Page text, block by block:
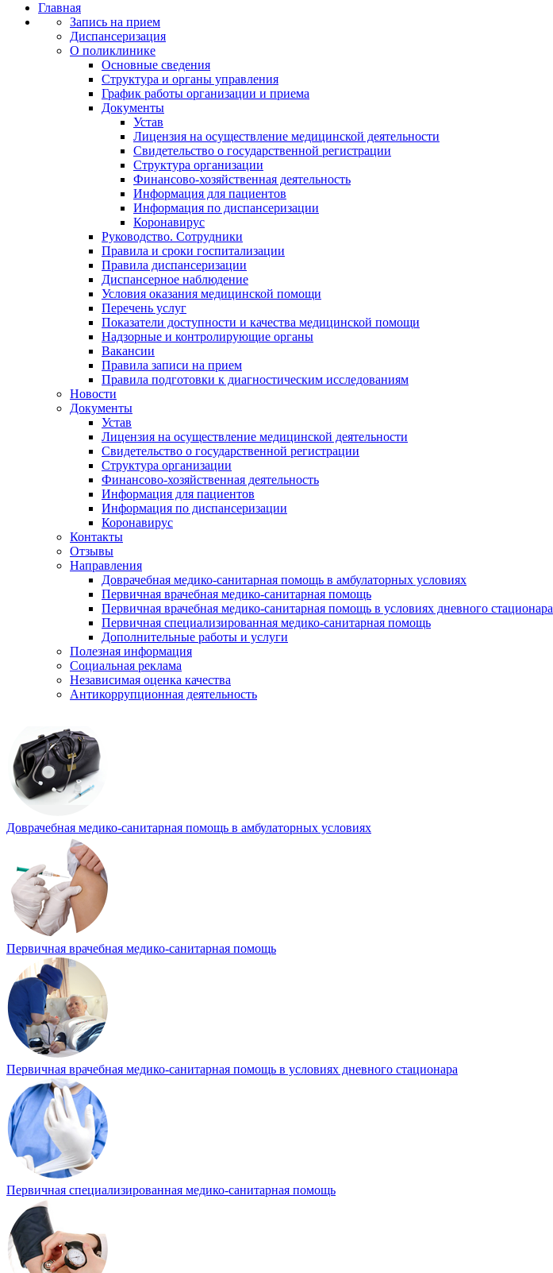
Главная
Запись на прием
Диспансеризация
О поликлинике
Основные сведения
Структура и органы управления
График работы организации и приема
Документы
Устав
Лицензия на осуществление медицинской деятельности
Свидетельство о государственной регистрации
Структура организации
Финансово-хозяйственная деятельность
Информация для пациентов
Информация по диспансеризации
Коронавирус
Руководство. Сотрудники
Правила и сроки госпитализации
Правила диспансеризации
Диспансерное наблюдение
Условия оказания медицинской помощи
Перечень услуг
Показатели доступности и качества медицинской помощи
Надзорные и контролирующие органы
Вакансии
Правила записи на прием
Правила подготовки к диагностическим исследованиям
Новости
Документы
Устав
Лицензия на осуществление медицинской деятельности
Свидетельство о государственной регистрации
Структура организации
Финансово-хозяйственная деятельность
Информация для пациентов
Информация по диспансеризации
Коронавирус
Контакты
Отзывы
Направления
Доврачебная медико-санитарная помощь в амбулаторных условиях
Первичная врачебная медико-санитарная помощь
Первичная врачебная медико-санитарная помощь в условиях дневного стационара
Первичная специализированная медико-санитарная помощь
Дополнительные работы и услуги
Полезная информация
Социальная реклама
Независимая оценка качества
Антикоррупционная деятельность
Доврачебная медико-санитарная помощь в амбулаторных условиях
Первичная врачебная медико-санитарная помощь
Первичная врачебная медико-санитарная помощь в условиях дневного стационара
Первичная специализированная медико-санитарная помощь